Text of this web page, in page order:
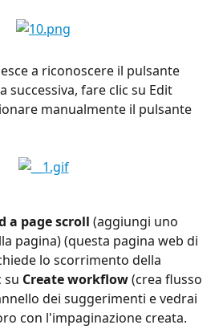
a riconoscere il pulsante
successiva, fare clic su Edit
manualmente il pulsante
a page scroll (aggiungi uno
pagina) (questa pagina web di
lo scorrimento della
su Create workflow (crea flusso
dei suggerimenti e vedrai
con l'impaginazione creata.